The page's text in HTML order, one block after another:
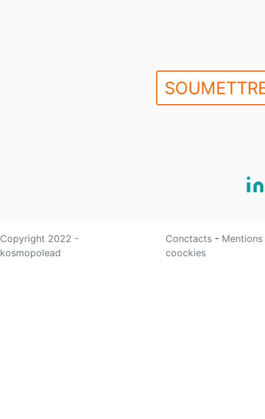
Copyright 2022 -
kosmopolead
Conctacts -
coockies